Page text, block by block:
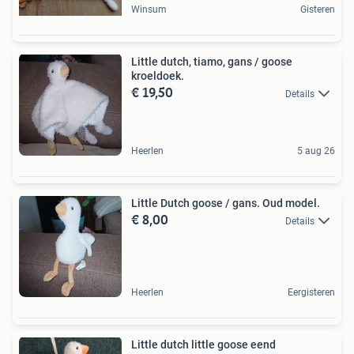
Winsum Gisteren
Little dutch, tiamo, gans / goose
kroeldoek.
€ 19,50 Details
Heerlen 5 aug 26
Little Dutch goose / gans. Oud model.
€ 8,00 Details
Heerlen Eergisteren
Little dutch little goose eend